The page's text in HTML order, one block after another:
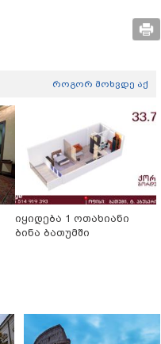
როგორ მოხვდე აქ
იყიდება 1 ოთახიანი
ბინა ბათუმში